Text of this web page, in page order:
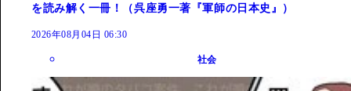
を読み解く一冊！（呉座勇一著『軍師の日本史』）
2026年08月04日 06:30
社会